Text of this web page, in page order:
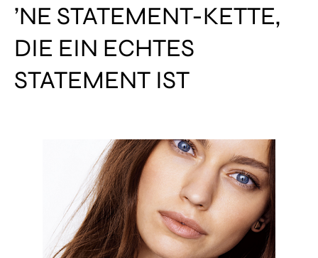
’NE STATEMENT-KETTE,
DIE EIN ECHTES
STATEMENT IST